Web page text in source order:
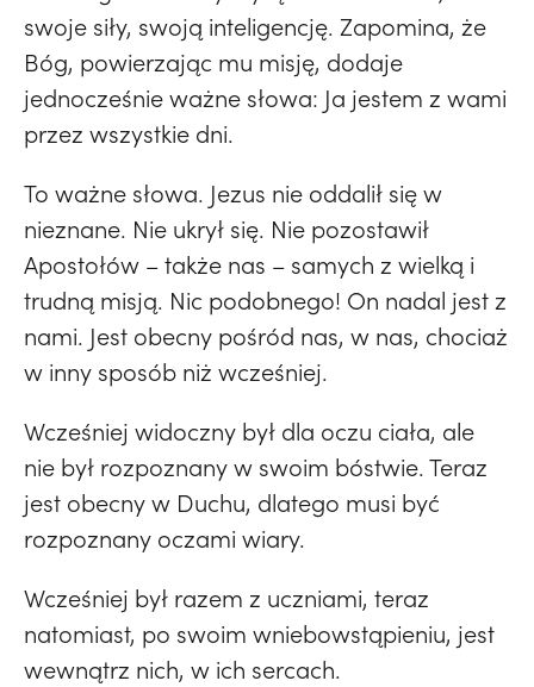
swoje siły, swoją inteligencję. Zapomina, że
Bóg, powierzając mu misję, dodaje
jednocześnie ważne słowa: Ja jestem z wami
przez wszystkie dni.
To ważne słowa. Jezus nie oddalił się w
nieznane. Nie ukrył się. Nie pozostawił
Apostołów – także nas – samych z wielką i
trudną misją. Nic podobnego! On nadal jest z
nami. Jest obecny pośród nas, w nas, chociaż
w inny sposób niż wcześniej.
Wcześniej widoczny był dla oczu ciała, ale
nie był rozpoznany w swoim bóstwie. Teraz
jest obecny w Duchu, dlatego musi być
rozpoznany oczami wiary.
Wcześniej był razem z uczniami, teraz
natomiast, po swoim wniebowstąpieniu, jest
wewnątrz nich, w ich sercach.